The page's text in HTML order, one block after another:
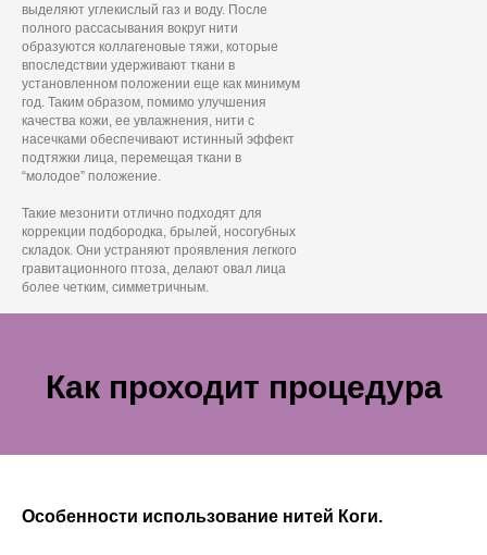
выделяют углекислый газ и воду. После
полного рассасывания вокруг нити
образуются коллагеновые тяжи, которые
впоследствии удерживают ткани в
установленном положении еще как минимум
год. Таким образом, помимо улучшения
качества кожи, ее увлажнения, нити с
насечками обеспечивают истинный эффект
подтяжки лица, перемещая ткани в
“молодое” положение.
Такие мезонити отлично подходят для
коррекции подбородка, брылей, носогубных
складок. Они устраняют проявления легкого
гравитационного птоза, делают овал лица
более четким, симметричным.
Как проходит процедура
Особенности использование нитей Коги.